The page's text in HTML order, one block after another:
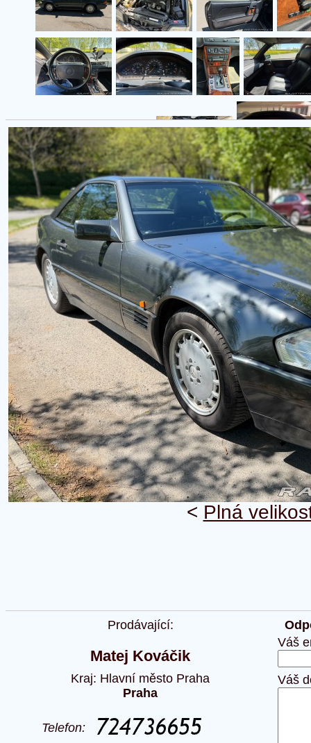
< Plná
Prodávající:
Matej Kováčik
Kraj: Hlavní město Praha
Praha
Telefon:
Váš
Váš